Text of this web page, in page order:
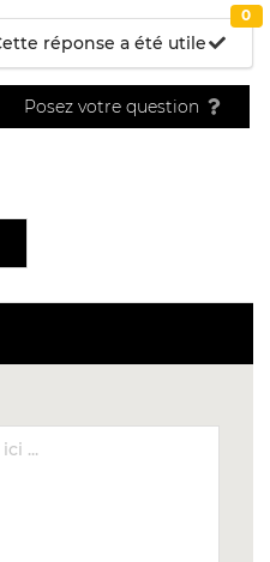
réponse a été utile
0
Posez votre question